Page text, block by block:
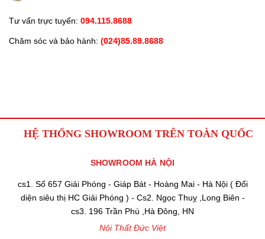
Tư vấn trực tuyến: 094.115.8688
Chăm sóc và bảo hành: (024)85.89.8688
HỆ THỐNG SHOWROOM TRÊN TOÀN QUỐC
SHOWROOM HÀ NỘI
cs1. Số 657 Giải Phóng - Giáp Bát - Hoàng Mai - Hà Nội ( Đối
diện siêu thị HC Giải Phóng ) - Cs2. Ngọc Thuỵ ,Long Biên -
cs3. 196 Trần Phú ,Hà Đông, HN
Nội Thất Đức Việt